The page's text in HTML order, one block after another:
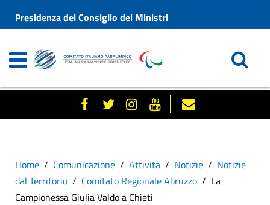
Presidenza del Consiglio dei Ministri
Home Comunicazione Attività Notizie
Notizie
dal Territorio
Comitato Regionale Abruzzo
La
Campionessa Giulia Valdo a Chieti